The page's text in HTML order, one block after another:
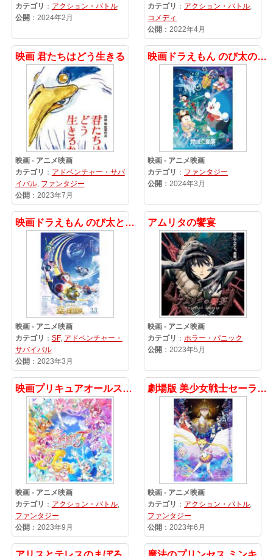
カテゴリ ： アクション・バトル
公開 ：2024年2月
カテゴリ ： アクション・バトル,
コメディ
公開 ：2022年4月
映画 君たちはどう生きる
映画 - アニメ映画
カテゴリ ： アドベンチャー・サバ
イバル, ファンタジー
公開 ：2023年7月
映画ドラえもん のび太の地球交響楽
映画 - アニメ映画
カテゴリ ： ファンタジー
公開 ：2024年3月
映画ドラえもん のび太と空の理想郷
映画 - アニメ映画
カテゴリ ： SF, アドベンチャー・
サバイバル
公開 ：2023年3月
アムリタの饗宴
映画 - アニメ映画
カテゴリ ： ホラー・パニック
公開 ：2023年5月
映画プリキュアオールスターズF
映画 - アニメ映画
カテゴリ ： アクション・バトル,
ファンタジー
公開 ：2023年9月
劇場版 美少女戦士セーラームーンCosmos
映画 - アニメ映画
カテゴリ ： アクション・バトル,
ファンタジー
公開 ：2023年6月